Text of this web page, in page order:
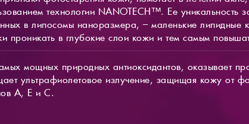
технологии NANOTECH™. Ее уникальность
в липосомы наноразмера, – маленькие липидные
проникать в глубокие слои кожи и тем самым
мощных природных антиоксидантов, оказывает
ультрафиолетовое излучение, защищая кожу от
А, Е и С.